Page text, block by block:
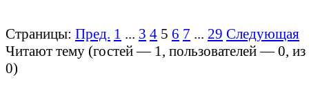
Страницы: Пред. 1 ... 3 4 5 6 7 ... 29 Следующая
Читают тему (гостей — 1, пользователей —0,
0)